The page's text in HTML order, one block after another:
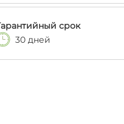
срок
30 дней